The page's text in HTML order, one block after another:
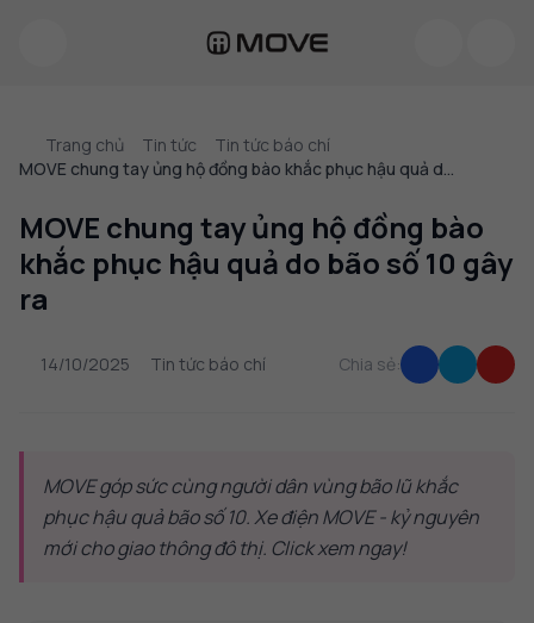
Trang chủ Tin tức
Tin tức báo chí
MOVE chung tay ủng hộ đồng bào khắc phục hậu quả d...
MOVE chung tay ủng hộ đồng bào
khắc phục hậu quả do bão số 10 gây
ra
14/10/2025 Tin tức báo chí Chia sẻ:
MOVE góp sức cùng người dân vùng bão lũ khắc
phục hậu quả bão số 10. Xe điện MOVE - kỷ nguyên
mới cho giao thông đô thị. Click xem ngay!